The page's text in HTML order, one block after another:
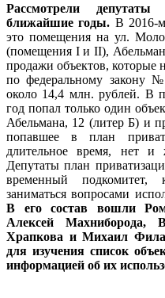
Рассмотрели
ближайшие годы. В 2016-м
это помещения на ул.
(помещения I и II),
продажи объектов, которые
по федеральному закону
около 14,4 млн. рублей. В
год попал только один
Абельмана, 12 (литер Б) и
попавшее в план
длительное время, нет и
Депутаты план
временный подкомитет,
заниматься вопросами
В его состав вошли
Алексей Махниборода,
Храпкова и Михаил
для изучения список
информацией об их